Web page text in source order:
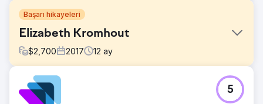
Başarı hikayeleri
Elizabeth Kromhout
$2,700 2017 12 ay
Meydan Okuma
Projemizin başlangıcındaki web sitesi yeterli değildi.
5